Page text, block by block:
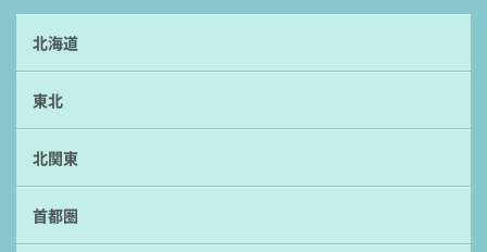
北海道
東北
北関東
首都圏